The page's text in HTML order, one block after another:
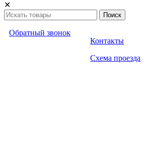
✕
Обратный звонок
Контакты
Схема проезда